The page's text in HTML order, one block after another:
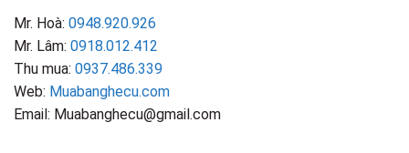
Mr. Hoà: 0948.920.926
Mr. Lâm: 0918.012.412
Thu mua: 0937.486.339
Web: Muabanghecu.com
Email: Muabanghecu@gmail.com